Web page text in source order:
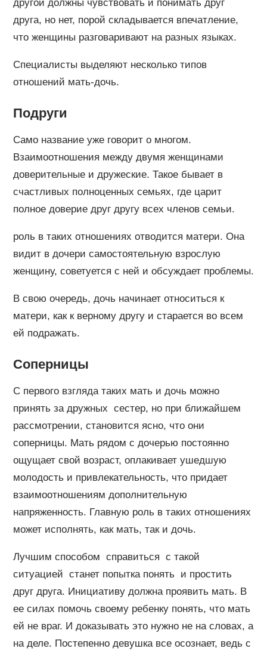
другой должны чувствовать и понимать друг
друга, но нет, порой складывается впечатление,
что женщины разговаривают на разных языках.
Специалисты выделяют несколько типов
отношений мать-дочь.
Подруги
Само название уже говорит о многом.
Взаимоотношения между двумя женщинами
доверительные и дружеские. Такое бывает в
счастливых полноценных семьях, где царит
полное доверие друг другу всех членов семьи.
роль в таких отношениях отводится матери. Она
видит в дочери самостоятельную взрослую
женщину, советуется с ней и обсуждает проблемы.
В свою очередь, дочь начинает относиться к
матери, как к верному другу и старается во всем
ей подражать.
Соперницы
С первого взгляда таких мать и дочь можно
принять за дружных сестер, но при ближайшем
рассмотрении, становится ясно, что они
соперницы. Мать рядом с дочерью постоянно
ощущает свой возраст, оплакивает ушедшую
молодость и привлекательность, что придает
взаимоотношениям дополнительную
напряженность. Главную роль в таких отношениях
может исполнять, как мать, так и дочь.
Лучшим способом справиться с такой
ситуацией станет попытка понять и простить
друг друга. Инициативу должна проявить мать. В
ее силах помочь своему ребенку понять, что мать
ей не враг. И доказывать это нужно не на словах, а
на деле. Постепенно девушка все осознает, ведь с